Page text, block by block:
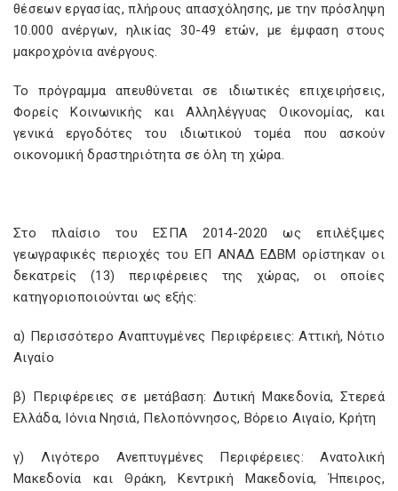
θέσεων εργασίας, πλήρους απασχόλησης, με την πρόσληψη
10.000 ανέργων, ηλικίας 30-49 ετών, με έμφαση στους
μακροχρόνια ανέργους.
Το πρόγραμμα απευθύνεται σε ιδιωτικές επιχειρήσεις,
Φορείς Κοινωνικής και Αλληλέγγυας Οικονομίας, και
γενικά εργοδότες του ιδιωτικού τομέα που ασκούν
οικονομική δραστηριότητα σε όλη τη χώρα.
Στο πλαίσιο του ΕΣΠΑ 2014-2020 ως επιλέξιμες
γεωγραφικές περιοχές του ΕΠ ΑΝΑΔ ΕΔΒΜ ορίστηκαν οι
δεκατρείς (13) περιφέρειες της χώρας, οι οποίες
κατηγοριοποιούνται ως εξής:
α) Περισσότερο Αναπτυγμένες Περιφέρειες: Αττική, Νότιο
Αιγαίο
β) Περιφέρειες σε μετάβαση: Δυτική Μακεδονία, Στερεά
Ελλάδα, Ιόνια Νησιά, Πελοπόννησος, Βόρειο Αιγαίο, Κρήτη
γ) Λιγότερο Ανεπτυγμένες Περιφέρειες: Ανατολική
Μακεδονία και Θράκη, Κεντρική Μακεδονία, Ήπειρος,